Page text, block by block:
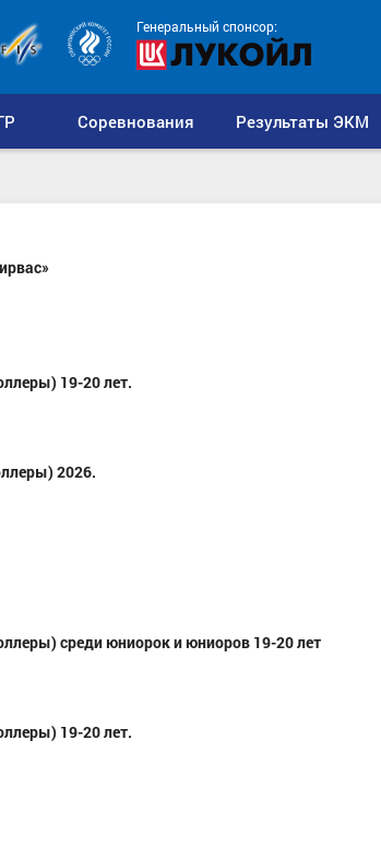
Генеральный спонсор:
Соревнования Результаты ЭКМ
19-20 лет.
2026.
среди юниорок и юниоров 19-20 лет
19-20 лет.
Поздеев Арсений Андреевич